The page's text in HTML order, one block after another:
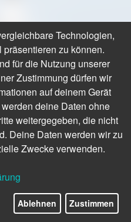
sich eben einfach viel
Was eben noch gilt, ist
auf den Moment,
Natur ganz besonders.
Grau am Himmel – durch
Sylt heißt, sich einzulassen
Dieses Lebensgefühl
unserem Fotografen Ralf
Technologien,
zu können.
für die Nutzung unserer
Zustimmung dürfen wir
auf deinem Gerät
deine Daten ohne
weitergegeben, die nicht
Deine Daten werden wir zu
Zwecke verwenden.
Ablehnen Zustimmen